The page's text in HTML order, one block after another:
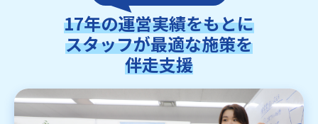
17年の運営実績をもとに
スタッフが最適な施策を
伴走支援